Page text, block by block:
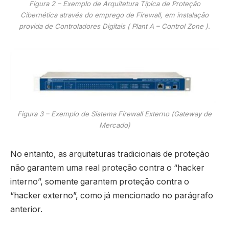
Figura 2 – Exemplo de Arquitetura Típica de Proteção
Cibernética através do emprego de Firewall, em instalação
provida de Controladores Digitais ( Plant A – Control Zone ).
Figura 3 – Exemplo de Sistema Firewall Externo (Gateway de
Mercado)
No entanto, as arquiteturas tradicionais de proteção
não garantem uma real proteção contra o “hacker
interno”, somente garantem proteção contra o
“hacker externo”, como já mencionado no parágrafo
anterior.